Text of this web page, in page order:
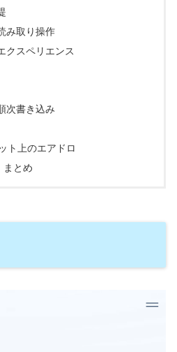
み取り操作
クスペリエンス
次書き込み
ト上のエアドロ
まとめ